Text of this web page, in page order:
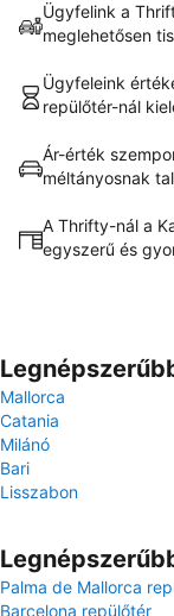
Ügyfelink a
meglehetősen
Ügyfeleink
repülőtér-nál
Ár-érték
méltányosnak
A Thrifty-nál a
egyszerű és
Mallorca
Catania
Milánó
Bari
Lisszabon
Palma de Mallorca
Barcelona repülőtér